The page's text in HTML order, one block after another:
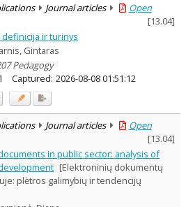
Journal articles
Open
[13.04]
ir turinys
Gintaras
Pedagogy
Captured: 2026-08-08 01:51:12
Journal articles
Open
[13.04]
in public sector: analysis of
[Elektroninių dokumentų
plėtros galimybių ir tendencijų